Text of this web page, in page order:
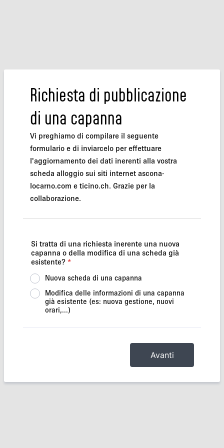
Richiesta di pubblicazione
di una capanna
Vi preghiamo di compilare il seguente
formulario e di inviarcelo per effettuare
l'aggiornamento dei dati inerenti alla vostra
scheda alloggio sui siti internet ascona-
locarno.com e ticino.ch. Grazie per la
collaborazione.
Si tratta di una richiesta inerente una nuova
capanna o della modifica di una scheda già
esistente? *
Nuova scheda di una capanna
Modifica delle informazioni di una capanna
già esistente (es: nuova gestione, nuovi
orari,...)
Avanti